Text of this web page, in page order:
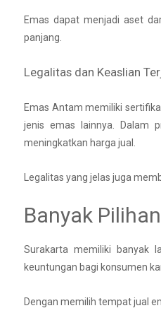
Emas dapat menjadi aset
panjang.
Legalitas dan Keaslian
Emas Antam memiliki
jenis emas lainnya. Dalam
meningkatkan harga jual.
Legalitas yang jelas juga
Banyak
Surakarta memiliki banyak
keuntungan bagi konsumen
Dengan memilih tempat jual